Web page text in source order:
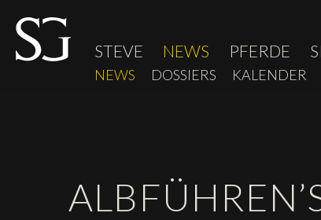
STEVE NEWS PFERDE
NEWS DOSSIERS KALENDER